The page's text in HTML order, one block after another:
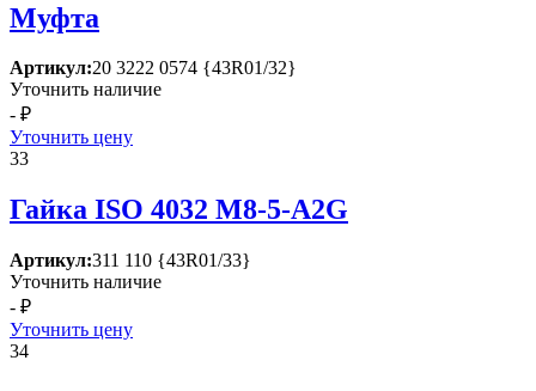
Муфта
Артикул:20 3222 0574 {43R01/32}
Уточнить наличие
- ₽
Уточнить цену
33
Гайка ISО 4032 М8-5-А2G
Артикул:311 110 {43R01/33}
Уточнить наличие
- ₽
Уточнить цену
34